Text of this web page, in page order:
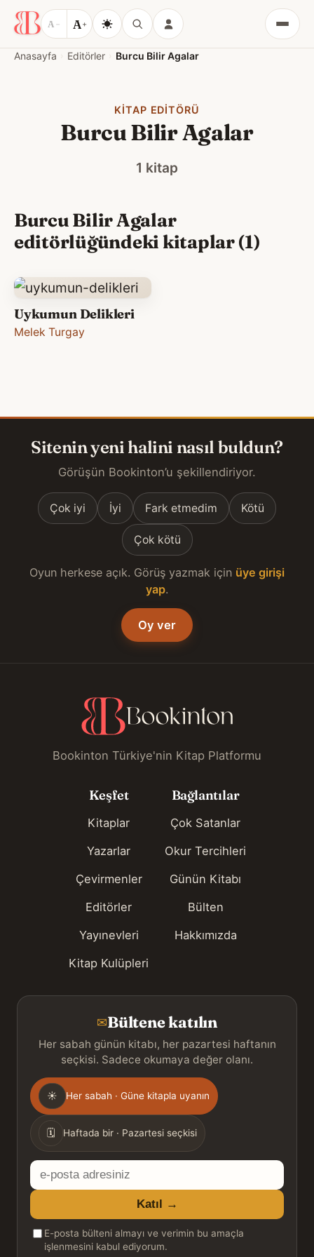
A − A+
Menü
Anasayfa Editörler Burcu Bilir Agalar
KITAP EDITÖRÜ
Burcu Bilir Agalar
1 kitap
Burcu Bilir Agalar
editörlüğündeki kitaplar (1)
Uykumun Delikleri
Melek Turgay
Sitenin yeni halini nasıl buldun?
Görüşün Bookinton’u şekillendiriyor.
Çok iyi İyi Fark etmedim Kötü
Çok kötü
Oyun herkese açık. Görüş yazmak için üye girişi
yap.
Oy ver
Bookinton Türkiye'nin Kitap Platformu
Keşfet
Kitaplar
Yazarlar
Çevirmenler
Editörler
Yayınevleri
Kitap Kulüpleri
Bağlantılar
Çok Satanlar
Okur Tercihleri
Günün Kitabı
Bülten
Hakkımızda
✉Bültene katılın
Her sabah günün kitabı, her pazartesi haftanın
seçkisi. Sadece okumaya değer olanı.
Gönderim
sıklığı
☀ Her sabah · Güne kitapla uyanın
🗓 Haftada bir · Pazartesi seçkisi
E-
posta
adresiniz
Katıl →
E-posta bülteni almayı ve verimin bu amaçla
işlenmesini kabul ediyorum.